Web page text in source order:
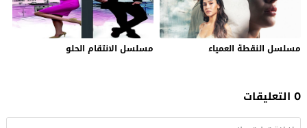
مسلسل النقطة العمياء مسلسل الانتقام الحلو
0 التعليقات